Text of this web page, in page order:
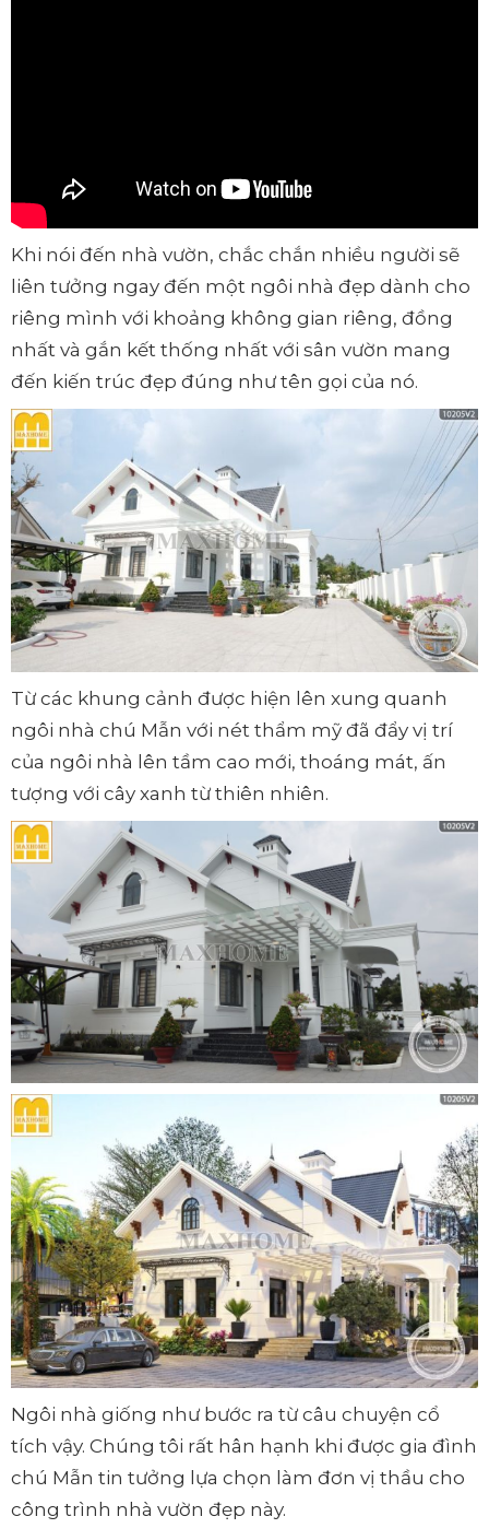
Khi nói đến nhà vườn, chắc chắn nhiều người sẽ
liên tưởng ngay đến một ngôi nhà đẹp dành cho
riêng mình với khoảng không gian riêng, đồng
nhất và gắn kết thống nhất với sân vườn mang
đến kiến trúc đẹp đúng như tên gọi của nó.
Từ các khung cảnh được hiện lên xung quanh
ngôi nhà chú Mẫn với nét thẩm mỹ đã đẩy vị trí
của ngôi nhà lên tầm cao mới, thoáng mát, ấn
tượng với cây xanh từ thiên nhiên.
Ngôi nhà giống như bước ra từ câu chuyện cổ
tích vậy. Chúng tôi rất hân hạnh khi được gia đình
chú Mẫn tin tưởng lựa chọn làm đơn vị thầu cho
công trình nhà vườn đẹp này.